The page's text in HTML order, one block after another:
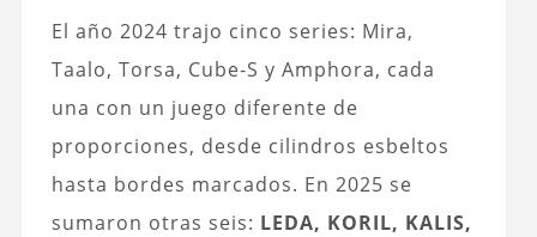
El año 2024 trajo cinco series: Mira,
Taalo, Torsa, Cube‑S y Amphora, cada
una con un juego diferente de
proporciones, desde cilindros esbeltos
hasta bordes marcados. En 2025 se
sumaron otras seis: LEDA, KORIL, KALIS,